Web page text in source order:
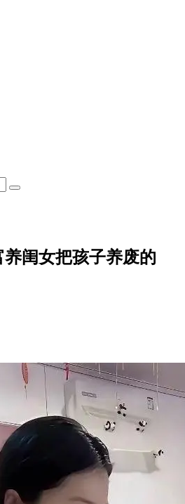
闺女把孩子养废的